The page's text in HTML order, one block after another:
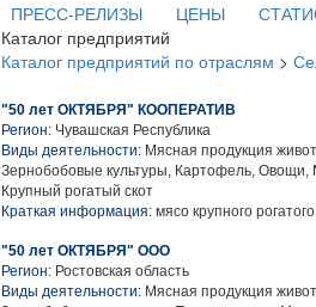
ПРЕСС-РЕЛИЗЫ ЦЕНЫ
Каталог предприятий
Каталог предприятий по отраслям >
"50 лет ОКТЯБРЯ" КООПЕРАТИВ
Регион: Чувашская Республика
Виды деятельности: Мясная продукция
Зернобобовые культуры, Картофель, Овощи,
Крупный рогатый скот
Краткая информация: мясо крупного
"50 лет ОКТЯБРЯ" ООО
Регион: Ростовская область
Виды деятельности: Мясная продукция